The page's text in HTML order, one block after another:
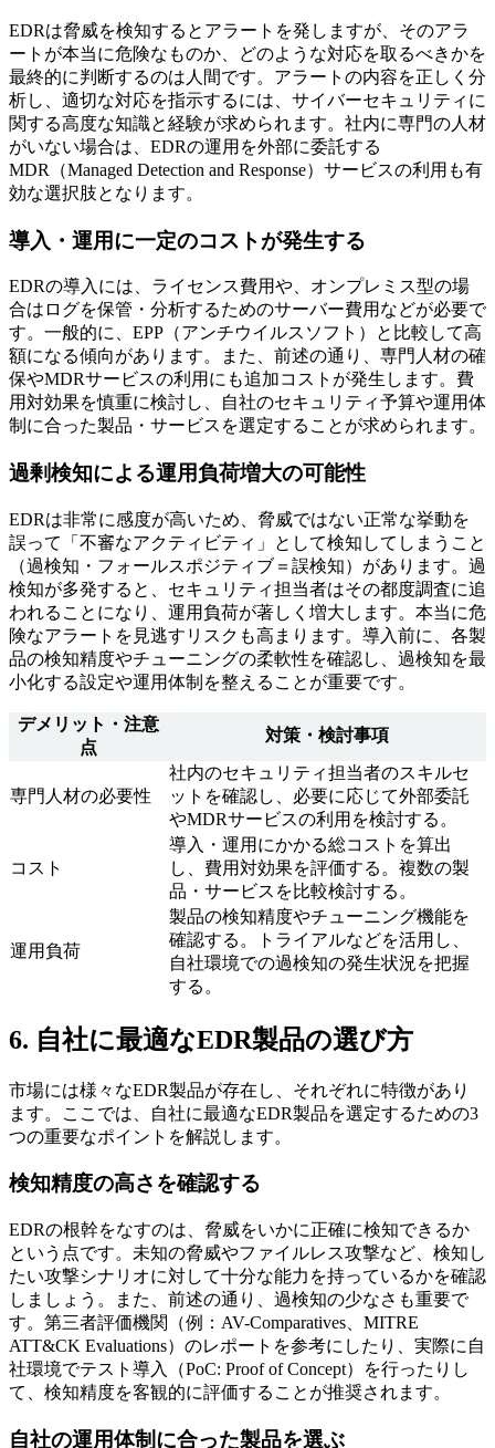
EDRは脅威を検知するとアラートを発しますが、そのアラ
ートが本当に危険なものか、どのような対応を取るべきかを
最終的に判断するのは人間です。アラートの内容を正しく分
析し、適切な対応を指示するには、サイバーセキュリティに
関する高度な知識と経験が求められます。社内に専門の人材
がいない場合は、EDRの運用を外部に委託する
MDR（Managed Detection and Response）サービスの利用も有
効な選択肢となります。
導入・運用に一定のコストが発生する
EDRの導入には、ライセンス費用や、オンプレミス型の場
合はログを保管・分析するためのサーバー費用などが必要で
す。一般的に、EPP（アンチウイルスソフト）と比較して高
額になる傾向があります。また、前述の通り、専門人材の確
保やMDRサービスの利用にも追加コストが発生します。費
用対効果を慎重に検討し、自社のセキュリティ予算や運用体
制に合った製品・サービスを選定することが求められます。
過剰検知による運用負荷増大の可能性
EDRは非常に感度が高いため、脅威ではない正常な挙動を
誤って「不審なアクティビティ」として検知してしまうこと
（過検知・フォールスポジティブ＝誤検知）があります。過
検知が多発すると、セキュリティ担当者はその都度調査に追
われることになり、運用負荷が著しく増大します。本当に危
険なアラートを見逃すリスクも高まります。導入前に、各製
品の検知精度やチューニングの柔軟性を確認し、過検知を最
小化する設定や運用体制を整えることが重要です。
デメリット・注意
点
対策・検討事項
専門人材の必要性
社内のセキュリティ担当者のスキルセ
ットを確認し、必要に応じて外部委託
やMDRサービスの利用を検討する。
コスト
導入・運用にかかる総コストを算出
し、費用対効果を評価する。複数の製
品・サービスを比較検討する。
運用負荷
製品の検知精度やチューニング機能を
確認する。トライアルなどを活用し、
自社環境での過検知の発生状況を把握
する。
6. 自社に最適なEDR製品の選び方
市場には様々なEDR製品が存在し、それぞれに特徴があり
ます。ここでは、自社に最適なEDR製品を選定するための3
つの重要なポイントを解説します。
検知精度の高さを確認する
EDRの根幹をなすのは、脅威をいかに正確に検知できるか
という点です。未知の脅威やファイルレス攻撃など、検知し
たい攻撃シナリオに対して十分な能力を持っているかを確認
しましょう。また、前述の通り、過検知の少なさも重要で
す。第三者評価機関（例：AV-Comparatives、MITRE
ATT&CK Evaluations）のレポートを参考にしたり、実際に自
社環境でテスト導入（PoC: Proof of Concept）を行ったりし
て、検知精度を客観的に評価することが推奨されます。
自社の運用体制に合った製品を選ぶ